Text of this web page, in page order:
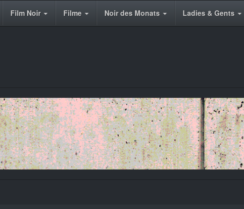
Film Noir Filme Noir des Monats Ladies & Gents